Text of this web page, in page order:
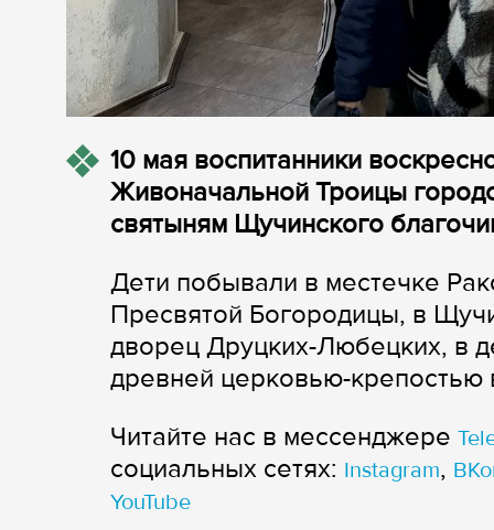
10 мая воспитанники
Живоначальной Троицы
святыням Щучинского
Дети побывали в местечке
Пресвятой Богородицы, в
дворец Друцких-Любецких, в
древней церковью-крепостью
Читайте нас в мессенджере
cоциальных сетях: Instagram,
YouTube